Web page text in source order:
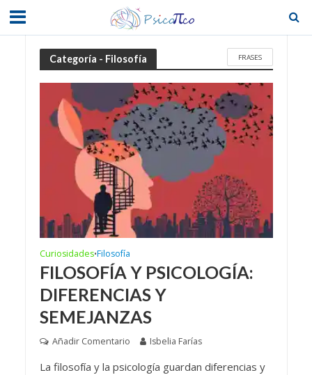
Categoría - Filosofía FRASES
Curiosidades•Filosofía
FILOSOFÍA Y PSICOLOGÍA:
DIFERENCIAS Y
SEMEJANZAS
Añadir Comentario Isbelia Farías
La filosofía y la psicología guardan diferencias y